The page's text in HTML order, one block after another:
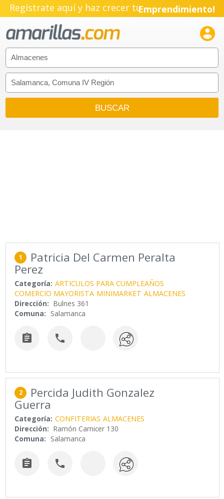
Regístrate aquí y haz crecer tuEmprendimiento!

1 Patricia Del Carmen Peralta
Perez
Categoría: ARTICULOS PARA CUMPLEAÑOS
COMERCIO MAYORISTA MINIMARKET ALMACENES
Dirección: Bulnes 361
Comuna: Salamanca
 
2 Percida Judith Gonzalez
Guerra
Categoría: CONFITERIAS ALMACENES
Dirección: Ramón Carnicer 130
Comuna: Salamanca
 